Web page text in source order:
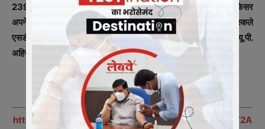
239 मतदान दल अपने मतदान केन्द्रों पर पहुंच गए हैं, सभी 23 सेक्टर आफिसर
अपने क्षेत्रों के भ्रमण पर निकल गये हैं। निरीक्षण के दौरान सुश्री मनीषा वास्कले
एसडीएम आलोट, किरण बरबड़े तहसीलदार, मयूर सूर्यवंशी पटवारी आलोट एवं यू.पी.
अहिरवार लाइजनिंग आफीसर उपस्थित थे।
https://chat.whatsapp.com/I3cXSVVXvVF8Xo4OHT2A